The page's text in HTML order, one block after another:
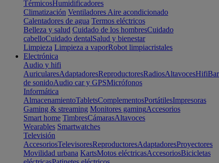
TérmicosHumidificadores
Climatización Ventiladores Aire acondicionado
Calentadores de agua Termos eléctricos
Belleza y salud Cuidado de los hombresCuidado
cabelloCuidado dentalSalud y bienestar
Limpieza Limpieza a vaporRobot limpiacristales
Electrónica
Audio y hifi
AuricularesAdaptadoresReproductoresRadiosAltavocesHifi
de sonidoAudio car y GPSMicrófonos
Informática
AlmacenamientoTabletsComplementosPortátilesImpresoras
Gaming & streaming Monitores gamingAccesorios
Smart home TimbresCámarasAltavoces
Wearables Smartwatches
Televisión
AccesoriosTelevisoresReproductoresAdaptadoresProyectores
Movilidad urbana KartsMotos eléctricasAccesoriosBicicletas